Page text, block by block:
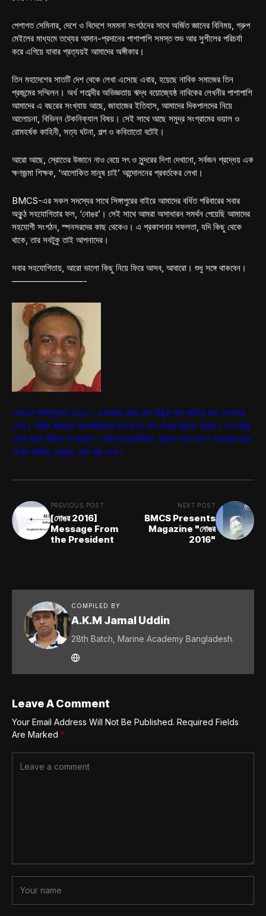
পেশাগত সেমিনার, দেশে ও বিদেশে সমমনা সংগঠনের সাথে অর্জিত জ্ঞানের বিনিময়, গ্রুপ
মেইলের মাধ্যমে তথ্যের আদান-প্রদানের পাশাপাশি সমস্ত শুভ আর সুশীলের পরিচর্যা
করে এগিয়ে যাবার প্রত্যয়ই আমাদের অঙ্গীকার।
তিন মহাদেশের সাতটি দেশ থেকে লেখা এসেছে এবার, হয়েছে নাবিক সমাজের তিন
প্রজন্মের সম্মিলন। অর্ধ শতাব্দীর অভিজ্ঞতায় ঋদ্ধ বয়োজ্যেষ্ঠ নাবিকের লেখনীর পাশাপাশি
আমাদের এ বছরের সংখ্যায় আছে, জাহাজের ইতিহাস, আমাদের দিকপালদের নিয়ে
আলোচনা, বিভিন্ন টেকনিক্যাল বিষয়। সেই সাথে আছে সমুদ্র সংগ্রামের ভয়াল ও
রোমহর্ষক কাহিনী, সত্য ঘটনা, গল্প ও কবিতাতো বটেই।
আরো আছে, স্রোতের উজানে নাও বেয়ে সৎ ও সুন্দরের দিশা দেখানো, সর্বজন শ্রদ্ধেয় এক
ক্ষণজন্মা শিক্ষক, ‘আলোকিত মানুষ চাই’ আন্দোলনের প্রবর্তকের লেখা।
BMCS-এর সকল সদস্যের সাথে সিঙ্গাপুরের বাইরে আমাদের বর্ধিত পরিবারের সবার
অকুন্ঠ সহযোগিতার ফল, ‘নোঙর’। সেই সাথে আমরা অসাধারন সমর্থন পেয়েছি আমাদের
সহযোগী সংগঠন, স্পনসরদের কাছ থেকেও। এ প্রকাশনার সফলতা, যদি কিছু থেকে
থাকে, তার সবটুকু তাই আপনাদের।
সবার সহযোগিতায়, আরো ভালো কিছু নিয়ে ফিরে আসব, আবারো। শুধু সঙ্গে থাকবেন।
————————-
একেএম সাইফুল্লাহ (২৯)ঃ একরোখা জেদে ভাল কিছুর সাথে জড়িয়ে পড়া একমাত্র
নেশা। নাবিক জীবনের অতলান্তিকের টান কখন যেন লেখায় আছড়ে পড়েছে। বেশ কিছু
লেখা আছে বিভিন্ন ই জার্নালে। বিষয় আন্তর্জাতিক, স্বদেশ আর খেলা। অবসরের ভাল
লাগায় পরিবার, বন্ধুদল, পড়া আর খেলা।
PREVIOUS POST
[নোঙর 2016]
Message From
the President
NEXT POST
BMCS Presents
Magazine "নোঙর
2016"
COMPILED BY
A.K.M Jamal Uddin
28th Batch, Marine Academy Bangladesh.
Leave A Comment
Your Email Address Will Not Be Published. Required Fields
Are Marked *